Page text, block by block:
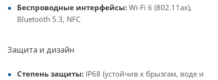
Беспроводные интерфейсы: Wi-Fi 6 (802.11ax),
Bluetooth 5.3, NFC
Защита и дизайн
Степень защиты: IP68 (устойчив к брызгам, воде и